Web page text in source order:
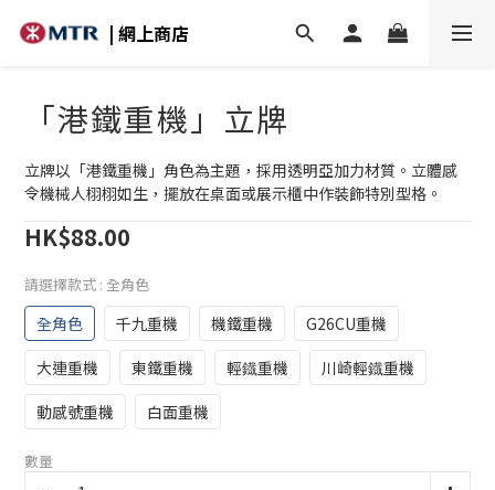
| 網上商店
「港鐵重機」立牌
立牌以「港鐵重機」角色為主題，採用透明亞加力材質。立體感
令機械人栩栩如生，擺放在桌面或展示櫃中作裝飾特別型格。
HK$88.00
請選擇款式 : 全角色
全角色 千九重機 機鐵重機
G26CU重機
大連重機
東鐵重機 輕鐡重機
川崎輕鐡重機
動感號重機
白面重機
數量